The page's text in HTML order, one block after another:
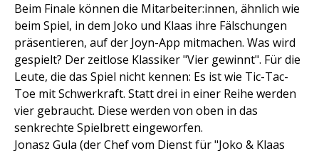
Beim Finale können die Mitarbeiter:innen, ähnlich wie
beim Spiel, in dem Joko und Klaas ihre Fälschungen
präsentieren, auf der Joyn-App mitmachen. Was wird
gespielt? Der zeitlose Klassiker "Vier gewinnt". Für die
Leute, die das Spiel nicht kennen: Es ist wie Tic-Tac-
Toe mit Schwerkraft. Statt drei in einer Reihe werden
vier gebraucht. Diese werden von oben in das
senkrechte Spielbrett eingeworfen.
Jonasz Gula (der Chef vom Dienst für "Joko & Klaas